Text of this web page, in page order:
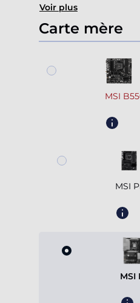
Voir plus
Carte mère
MSI
MSI
MSI